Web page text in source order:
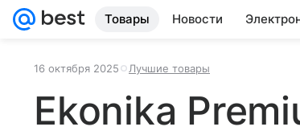
Товары Новости
16 октября 2025 Лучшие товары
Ekonika